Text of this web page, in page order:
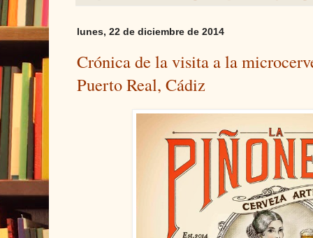
lunes, 22 de diciembre de 2014
Crónica de la visita a la
Puerto Real, Cádiz